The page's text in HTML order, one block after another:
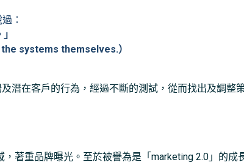
：
systems themselves.）
潛在客戶的行為，經過不斷的測試，從而找出及調整
著重品牌曝光。至於被譽為是「marketing 2.0」的成